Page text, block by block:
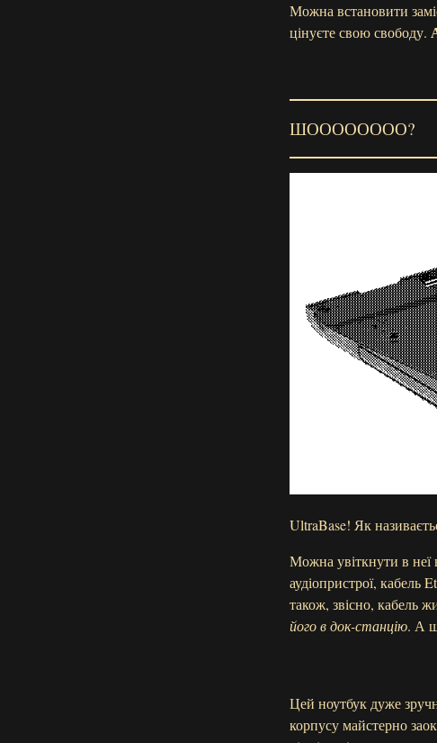
Можна встановити
цінуєте свою свободу.
ШОООООООО?
UltraBase! Як
Можна увіткнути в неї
аудіопристрої, кабель
також, звісно, кабель
його в док-станцію. А
Цей ноутбук дуже
корпусу майстерно